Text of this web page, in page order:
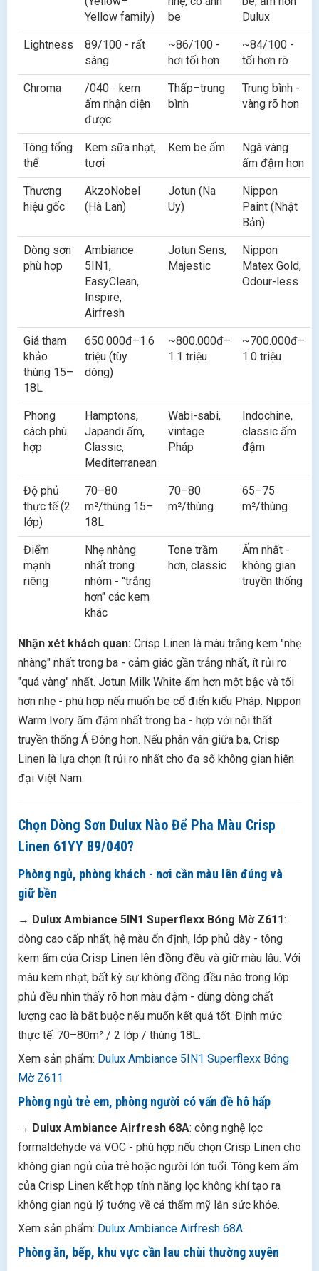
Yellow family)
be
Dulux
Lightness
89/100 - rất
sáng
~86/100 -
hơi tối hơn
~84/100 -
tối hơn rõ
Chroma
/040 - kem
ấm nhận diện
được
Thấp–trung
bình
Trung bình -
vàng rõ hơn
Tông tổng
thể
Kem sữa nhạt,
tươi
Kem be ấm
Ngà vàng
ấm đậm hơn
Thương
hiệu gốc
AkzoNobel
(Hà Lan)
Jotun (Na
Uy)
Nippon
Paint (Nhật
Bản)
Dòng sơn
phù hợp
Ambiance
5IN1,
EasyClean,
Inspire,
Airfresh
Jotun Sens,
Majestic
Nippon
Matex Gold,
Odour-less
Giá tham
khảo
thùng 15–
18L
650.000đ–1.6
triệu (tùy
dòng)
~800.000đ–
1.1 triệu
~700.000đ–
1.0 triệu
Phong
cách phù
hợp
Hamptons,
Japandi ấm,
Classic,
Mediterranean
Wabi-sabi,
vintage
Pháp
Indochine,
classic ấm
đậm
Độ phủ
thực tế (2
lớp)
70–80
m²/thùng 15–
18L
70–80
m²/thùng
65–75
m²/thùng
Điểm
mạnh
riêng
Nhẹ nhàng
nhất trong
nhóm - "trắng
hơn" các kem
khác
Tone trầm
hơn, classic
Ấm nhất -
không gian
truyền thống
Nhận xét khách quan: Crisp Linen là màu trắng kem "nhẹ
nhàng" nhất trong ba - cảm giác gần trắng nhất, ít rủi ro
"quá vàng" nhất. Jotun Milk White ấm hơn một bậc và tối
hơn nhẹ - phù hợp nếu muốn be cổ điển kiểu Pháp. Nippon
Warm Ivory ấm đậm nhất trong ba - hợp với nội thất
truyền thống Á Đông hơn. Nếu phân vân giữa ba, Crisp
Linen là lựa chọn ít rủi ro nhất cho đa số không gian hiện
đại Việt Nam.
Chọn Dòng Sơn Dulux Nào Để Pha Màu Crisp
Linen 61YY 89/040?
Phòng ngủ, phòng khách - nơi cần màu lên đúng và
giữ bền
→ Dulux Ambiance 5IN1 Superflexx Bóng Mờ Z611:
dòng cao cấp nhất, hệ màu ổn định, lớp phủ dày - tông
kem ấm của Crisp Linen lên đồng đều và giữ màu lâu. Với
màu kem nhạt, bất kỳ sự không đồng đều nào trong lớp
phủ đều nhìn thấy rõ hơn màu đậm - dùng dòng chất
lượng cao là bắt buộc nếu muốn kết quả tốt. Định mức
thực tế: 70–80m² / 2 lớp / thùng 18L.
Xem sản phẩm: Dulux Ambiance 5IN1 Superflexx Bóng
Mờ Z611
Phòng ngủ trẻ em, phòng người có vấn đề hô hấp
→ Dulux Ambiance Airfresh 68A: công nghệ lọc
formaldehyde và VOC - phù hợp nếu chọn Crisp Linen cho
không gian ngủ của trẻ hoặc người lớn tuổi. Tông kem ấm
của Crisp Linen kết hợp tính năng lọc không khí tạo ra
không gian ngủ lý tưởng về cả thẩm mỹ lẫn sức khỏe.
Xem sản phẩm: Dulux Ambiance Airfresh 68A
Phòng ăn, bếp, khu vực cần lau chùi thường xuyên